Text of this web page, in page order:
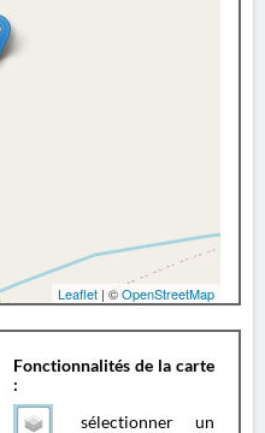
Leaflet | ©OpenStreetMap
Fonctionnalités de la carte
:
sélectionner un